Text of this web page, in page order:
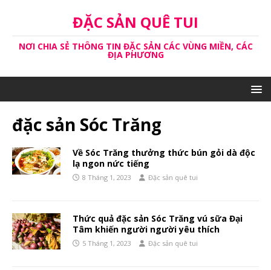
ĐẶC SẢN QUÊ TUI
NƠI CHIA SẺ THÔNG TIN ĐẶC SẢN CÁC VÙNG MIỀN, CÁC
ĐỊA PHƯƠNG
đặc sản Sóc Trăng
Về Sóc Trăng thưởng thức bún gỏi dà độc
lạ ngon nức tiếng
8 Tháng 1, 2023 Đặc sản quê tui
Thức quả đặc sản Sóc Trăng vú sữa Đại
Tâm khiến người người yêu thích
5 Tháng 1, 2023 Đặc sản quê tui